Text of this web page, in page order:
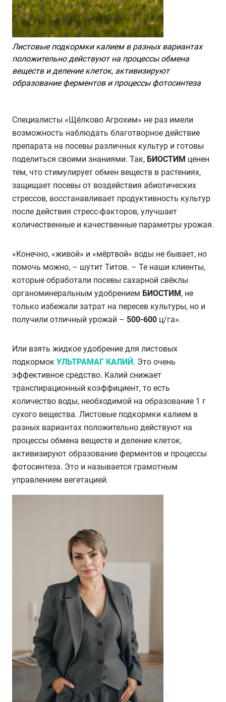
Листовые подкормки калием в разных вариантах
положительно действуют на процессы обмена
веществ и деление клеток, активизируют
образование ферментов и процессы фотосинтеза
Специалисты «Щёлково Агрохим» не раз имели
возможность наблюдать благотворное действие
препарата на посевы различных культур и готовы
поделиться своими знаниями. Так, БИОСТИМ ценен
тем, что стимулирует обмен веществ в растениях,
защищает посевы от воздействия абиотических
стрессов, восстанавливает продуктивность культур
после действия стресс-факторов, улучшает
количественные и качественные параметры урожая.
«Конечно, «живой» и «мёртвой» воды не бывает, но
помочь можно, – шутит Титов. – Те наши клиенты,
которые обработали посевы сахарной свёклы
органоминеральным удобрением БИОСТИМ, не
только избежали затрат на пересев культуры, но и
получили отличный урожай – 500-600 ц/га».
Или взять жидкое удобрение для листовых
подкормок УЛЬТРАМАГ КАЛИЙ. Это очень
эффективное средство. Калий снижает
транспирационный коэффициент, то есть
количество воды, необходимой на образование 1 г
сухого вещества. Листовые подкормки калием в
разных вариантах положительно действуют на
процессы обмена веществ и деление клеток,
активизируют образование ферментов и процессы
фотосинтеза. Это и называется грамотным
управлением вегетацией.